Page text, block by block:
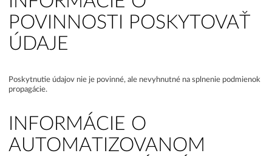
POVINNOSTI POSKYTOVAŤ
ÚDAJE
Poskytnutie údajov nie je povinné, ale nevyhnutné na splnenie podmienok
propagácie.
INFORMÁCIE O
AUTOMATIZOVANOM